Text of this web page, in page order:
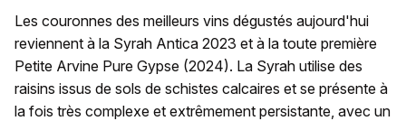
Les couronnes des meilleurs vins dégustés aujourd'hui
reviennent à la Syrah Antica 2023 et à la toute première
Petite Arvine Pure Gypse (2024). La Syrah utilise des
raisins issus de sols de schistes calcaires et se présente à
la fois très complexe et extrêmement persistante, avec un